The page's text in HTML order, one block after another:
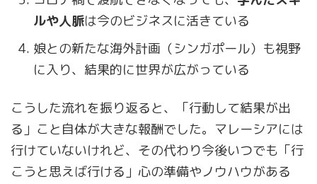
ルや人脈は今のビジネスに活きている
娘との新たな海外計画（シンガポール）も視野
に入り、結果的に世界が広がっている
こうした流れを振り返ると、「行動して結果が出
る」こと自体が大きな報酬でした。マレーシアには
行けていないけれど、その代わり今後いつでも「行
こうと思えば行ける」心の準備やノウハウがある